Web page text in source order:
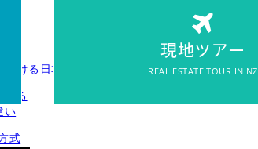
ける
い
現地ツアー
REAL ESTATE TOUR IN NZ